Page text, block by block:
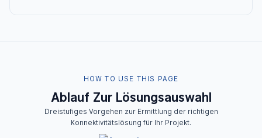
HOW TO USE THIS PAGE
Ablauf Zur Lösungsauswahl
Dreistufiges Vorgehen zur Ermittlung der richtigen
Konnektivitätslösung für Ihr Projekt.